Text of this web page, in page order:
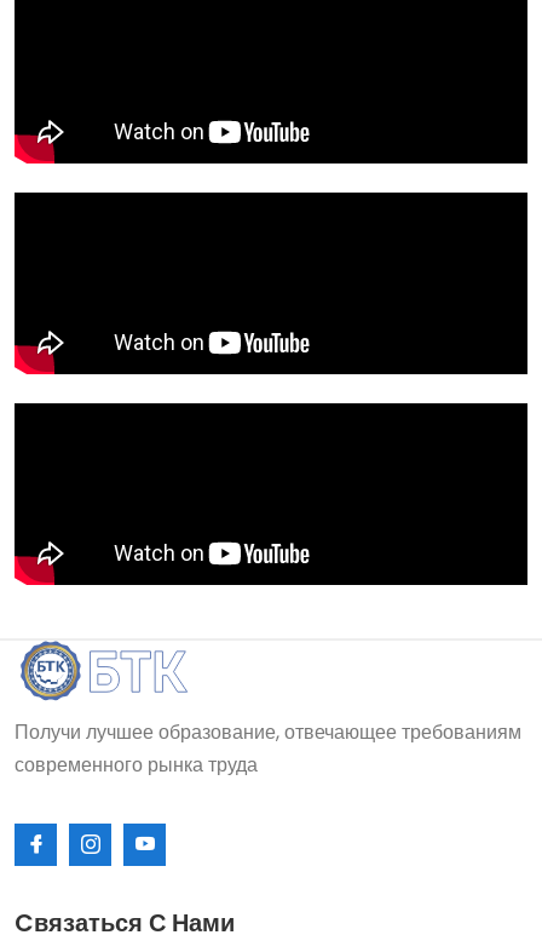
Получи лучшее образование, отвечающее требованиям
современного рынка труда
Cвязаться С Нами